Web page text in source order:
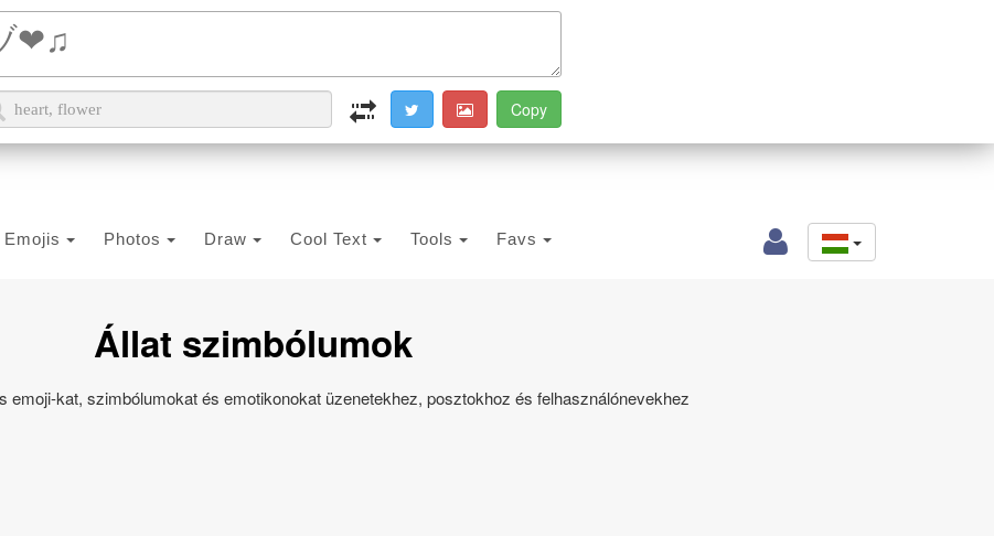
Emojis Photos Draw Cool Text Tools Favs
Állat szimbólumok
emoji-kat, szimbólumokat és emotikonokat üzenetekhez, posztokhoz és felhasználónevekhez